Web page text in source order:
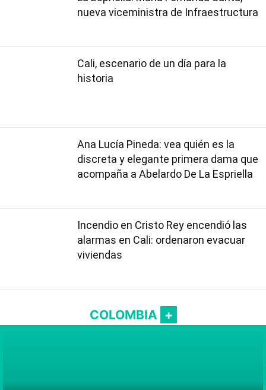
nueva viceministra de Infraestructura
Cali, escenario de un día para la
historia
Ana Lucía Pineda: vea quién es la
discreta y elegante primera dama que
acompaña a Abelardo De La Espriella
Incendio en Cristo Rey encendió las
alarmas en Cali: ordenaron evacuar
viviendas
COLOMBIA